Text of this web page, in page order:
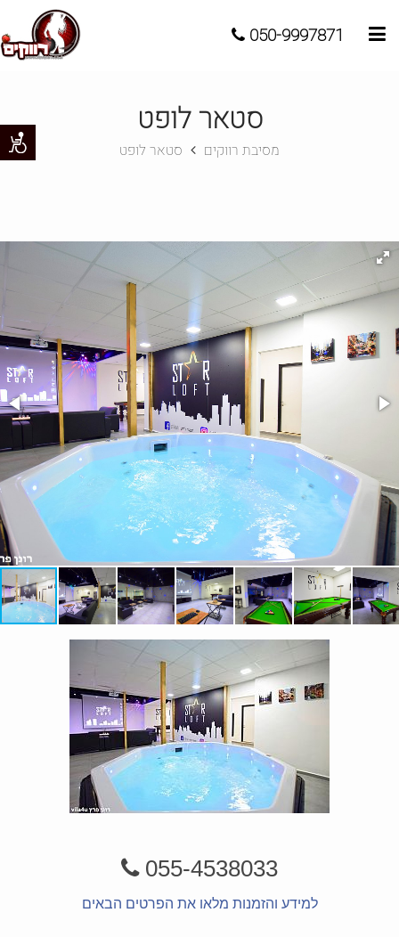
050-9997871
סטאר לופט
מסיבת רווקים סטאר לופט
055-4538033
למידע והזמנות מלאו את הפרטים הבאים